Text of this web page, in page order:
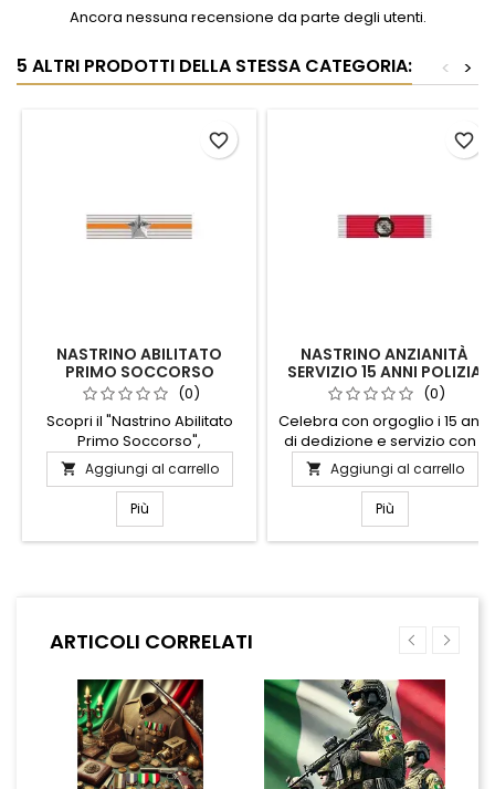
Ancora nessuna recensione da parte degli utenti.
5 ALTRI PRODOTTI DELLA STESSA CATEGORIA: >
<
NASTRINO ABILITATO
PRIMO SOCCORSO
(0)
Scopri il "Nastrino Abilitato
Primo Soccorso",
l'accessorio indispensabile
per chi desidera essere
sempre pronto a intervenire
in caso di emergenze.
Realizzato con materiali
riconoscimento immediato.
settore sanitario,...
 Aggiungi al carrello
Più
favorite_border
NASTRINO ANZIANITÀ
SERVIZIO 15 ANNI POLIZIA
LOCALE LAZIO
(0)
Celebra con orgoglio i 15 anni
di dedizione e servizio con il
Nastrino Anzianità Servizio
della Polizia Locale Lazio.
Questo distintivo elegante e
raffinato è un simbolo di
impegno e professionalità,
durata e resistenza. Il design
omaggio al tuo percorso e
 Aggiungi al carrello
Più
favorite_border
ARTICOLI CORRELATI